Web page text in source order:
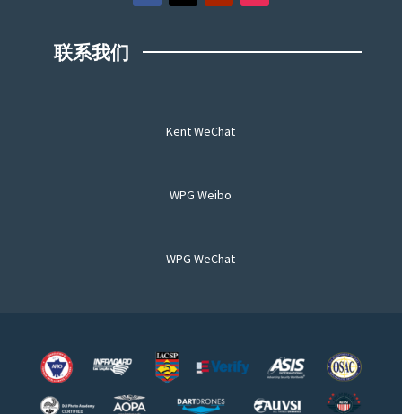
联系我们
Kent WeChat
WPG Weibo
WPG WeChat